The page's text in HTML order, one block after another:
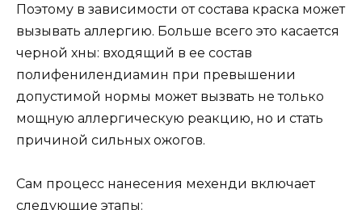
Поэтому в зависимости от состава краска может
вызывать аллергию. Больше всего это касается
черной хны: входящий в ее состав
полифенилендиамин при превышении
допустимой нормы может вызвать не только
мощную аллергическую реакцию, но и стать
причиной сильных ожогов.
Сам процесс нанесения мехенди включает
следующие этапы: